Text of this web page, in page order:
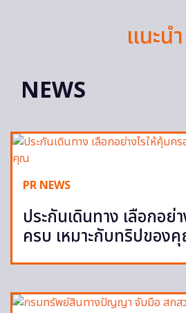
แนะนำ
NEWS
PR NEWS
ประกันเดินทาง เลือกอย่
ครบ เหมาะกับทริปของ